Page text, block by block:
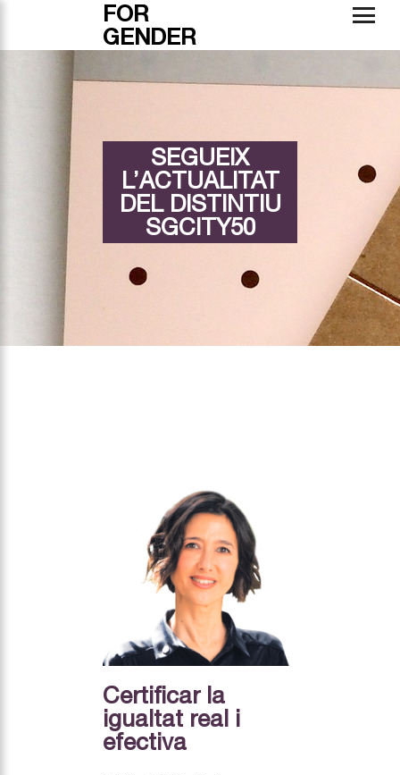
FOR
GENDER
SEGUEIX
L’ACTUALITAT
DEL DISTINTIU
SGCITY50
Certificar la
igualtat real i
efectiva